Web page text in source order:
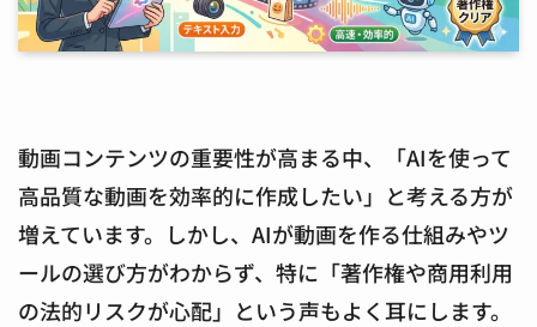
動画コンテンツの重要性が高まる中、「AIを使って
高品質な動画を効率的に作成したい」と考える方が
増えています。しかし、AIが動画を作る仕組みやツ
ールの選び方がわからず、特に「著作権や商用利用
の法的リスクが心配」という声もよく耳にします。